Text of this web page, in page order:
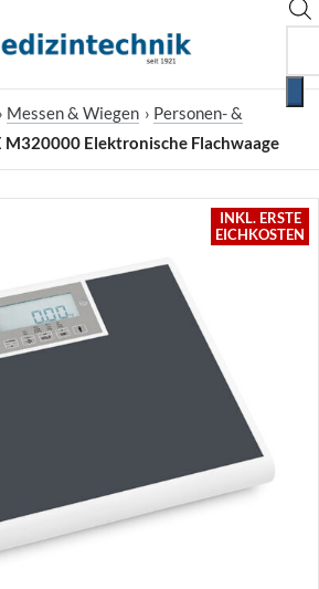
› Messen & Wiegen › Personen- &
M320000 Elektronische Flachwaage
INKL. ERSTE
EICHKOSTEN